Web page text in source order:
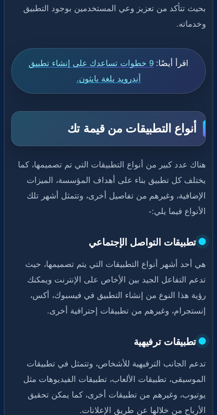
بحيث تتأكد من تعزيز وعي المستخدمين بوجود التطبيق
وخدماته.
اقرأ أيضًا:
9 خطوات تساعدك على إنشاء تطبيق
أندرويد بلغة بايثون.
أنواع التطبيقات من قيمة تك
هناك عدد كبير من أنواع التطبيقات التي تم تصميمها، كما
يختلف كل تطبيق بناء على أهداف المؤسسة، الميزات
الإضافية، وغيرهم من تفاصيل أخرى، وتتمثل أشهر تلك
الأنواع فيما يلي:-
تطبيقات التواصل الإجتماعي
هي أحد أشهر أنواع التطبيقات التي يتم تصميمها، حيث
تدعم التفاعل الجيد بين الأِخاص على الإنترنت ويمكنك
رؤية هذا النوع من إنشاء التطبيق في فيسبوك، أكس،
إنستجرام، وغيرهم من تطبيقات إحترافية أخرى.
تطبيقات ترفيهية
تدعم الجانب الترفيهية للأشخاص، وتتمثل في تطبيقات
الموسيقى، تطبيقات الألعاب، تطبيقات الفيديوهات مثل
يوتيوب، وغيرهم من تطبيقات أخرى، كما يمكن تحقيق
الأرباح من خلالها عن طريق الإعلانات.